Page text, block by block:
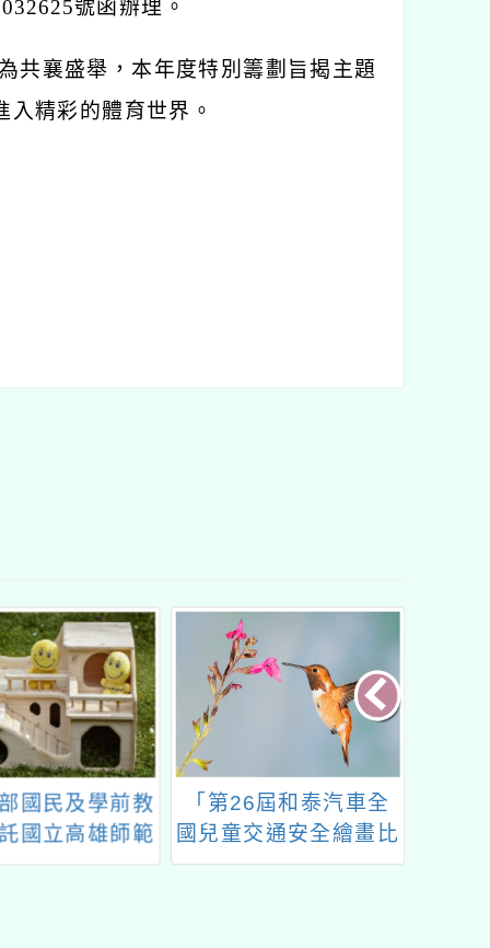
號函辦理。
共襄盛舉，本年度特別籌劃旨揭主題
入精彩的體育世界。
屆和泰汽車全
通安全繪畫比
動訊息一案
「第十一屆蘭陽文學獎
－帶你回宜蘭」徵文簡
章、附件及海報電子檔